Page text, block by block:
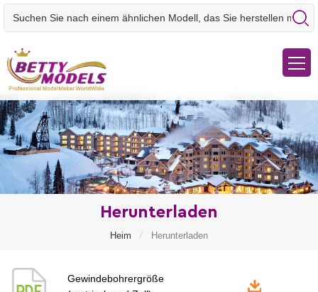
Herunterladen
Heim / Herunterladen
Gewindebohrergröße